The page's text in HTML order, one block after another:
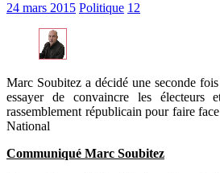
24 mars 2015 Politique 12
Marc Soubitez a décidé une seconde
essayer de convaincre les électeurs
rassemblement républicain pour faire
National
Communiqué Marc Soubitez